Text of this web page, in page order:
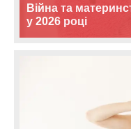
Війна та
у 2026 році